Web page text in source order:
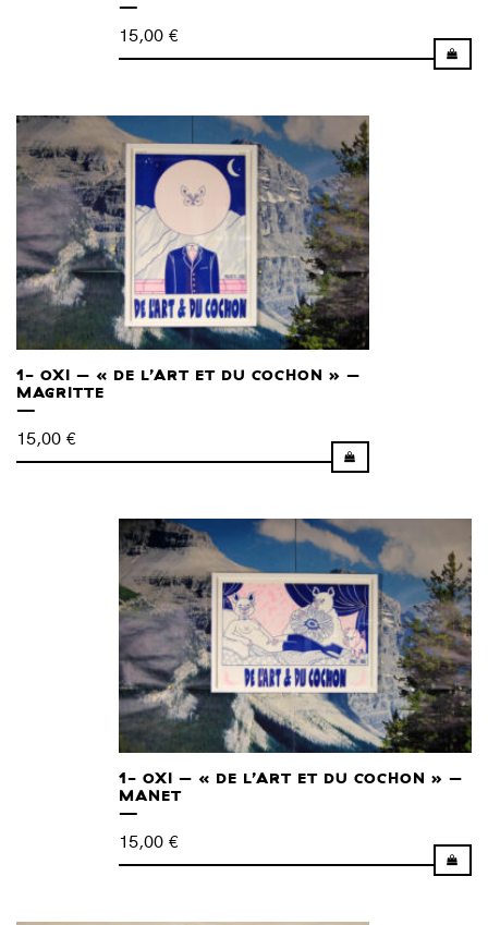
15,00 €
1- OXI – « DE L’ART ET DU COCHON » –
MAGRITTE
15,00 €
1- OXI – « DE L’ART ET DU COCHON » –
MANET
15,00 €